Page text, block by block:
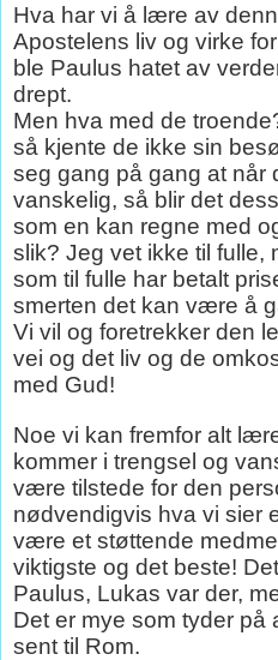
Hva har vi å lære av
Apostelens liv og virke
ble Paulus hatet av
drept.
Men hva med de
så kjente de ikke sin
seg gang på gang at når
vanskelig, så blir det
som en kan regne med
slik? Jeg vet ikke til fulle,
som til fulle har betalt
smerten det kan være å
Vi vil og foretrekker den
vei og det liv og de
med Gud!
Noe vi kan fremfor alt
kommer i trengsel og
være tilstede for den
nødvendigvis hva vi sier
være et støttende
viktigste og det beste!
Paulus, Lukas var der,
Det er mye som tyder på
sent til Rom.